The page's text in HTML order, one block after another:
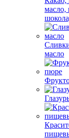
масло,
масло